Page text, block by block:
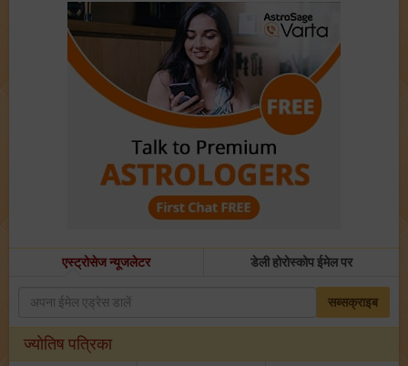
एस्ट्रोसेज न्यूजलेटर डेली होरोस्कोप ईमेल पर
सब्सक्राइब
ज्योतिष पत्रिका